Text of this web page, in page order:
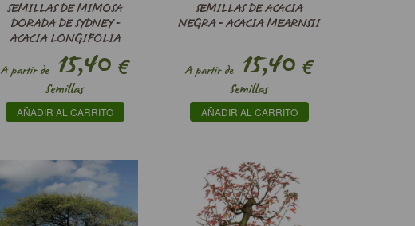
SEMILLAS DE MIMOSA
DORADA DE SYDNEY -
ACACIA LONGIFOLIA
A partir de15,40 €
Semillas
AÑADIR AL CARRITO
SEMILLAS DE ACACIA
NEGRA - ACACIA MEARNSII
A partir de15,40 €
Semillas
AÑADIR AL CARRITO